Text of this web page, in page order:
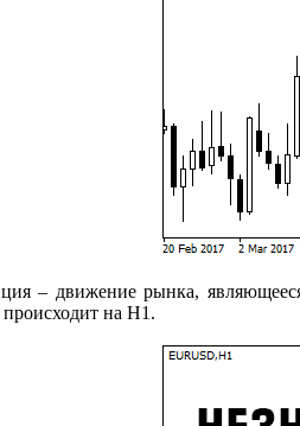
– движение рынка,
происходит на Н1.